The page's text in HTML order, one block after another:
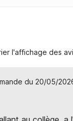
l'affichage des
du 20/05/